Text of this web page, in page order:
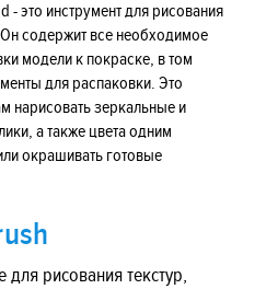
- это инструмент для рисования
содержит все необходимое
модели к покраске, в том
для распаковки. Это
нарисовать зеркальные и
а также цвета одним
окрашивать готовые
для рисования текстур,